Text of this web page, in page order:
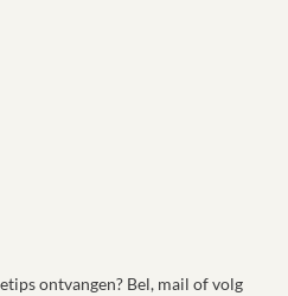
ontvangen? Bel, mail of volg